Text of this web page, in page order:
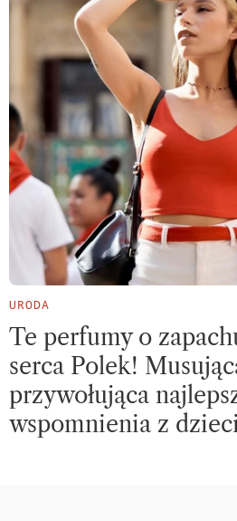
URODA
Te perfumy o
serca Polek!
przywołująca
wspomnienia z